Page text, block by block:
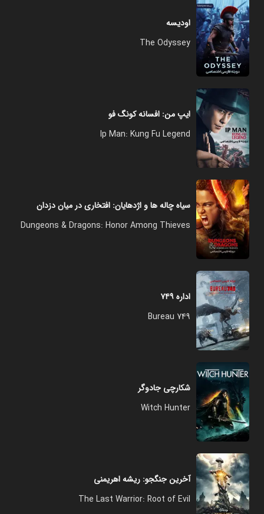
اودیسه
The Odyssey
ایپ من: افسانه کونگ‌ فو
Ip Man: Kung Fu Legend
سیاه‌ چاله ها و اژدهایان: افتخاری در میان دزدان
Dungeons & Dragons: Honor Among Thieves
اداره ۷۴۹
Bureau 749
شکارچی جادوگر
Witch Hunter
آخرین جنگجو: ریشه اهریمنی
The Last Warrior: Root of Evil